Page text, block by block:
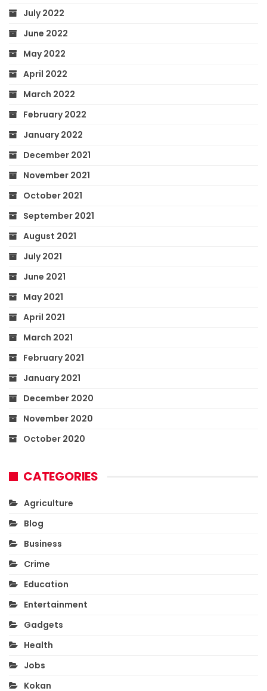
July 2022
June 2022
May 2022
April 2022
March 2022
February 2022
January 2022
December 2021
November 2021
October 2021
September 2021
August 2021
July 2021
June 2021
May 2021
April 2021
March 2021
February 2021
January 2021
December 2020
November 2020
October 2020
CATEGORIES
Agriculture
Blog
Business
Crime
Education
Entertainment
Gadgets
Health
Jobs
Kokan